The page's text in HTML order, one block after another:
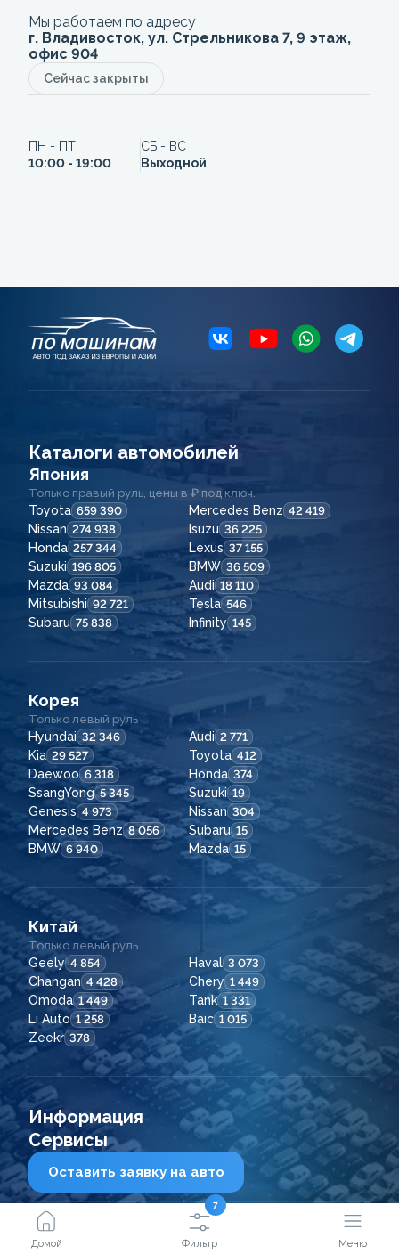
Мы работаем по адресу
г. Владивосток, ул. Стрельникова 7, 9 этаж,
офис 904
Сейчас закрыты
ПН - ПТ
10:00 - 19:00
СБ - ВС
Выходной
Каталоги автомобилей
Япония
Только правый руль, цены в ₽ под ключ.
Toyota 659 390 Mercedes Benz 42 419
Nissan 274 938 Isuzu 36 225
Honda 257 344 Lexus 37 155
Suzuki 196 805 BMW 36 509
Mazda 93 084 Audi 18 110
Mitsubishi 92 721 Tesla 546
Subaru 75 838 Infinity 145
Корея
Только левый руль
Hyundai 32 346 Audi 2 771
Kia 29 527 Toyota 412
Daewoo 6 318 Honda 374
SsangYong 5 345 Suzuki 19
Genesis 4 973 Nissan 304
Mercedes Benz 8 056 Subaru 15
BMW 6 940 Mazda 15
Китай
Только левый руль
Geely 4 854 Haval 3 073
Changan 4 428 Chery 1 449
Omoda 1 449 Tank 1 331
Li Auto 1 258 Baic 1 015
Zeekr 378
Информация
Сервисы
2021 - 2026 © ООО "Сейфкар ВЛ"
Домой Фильтр
7
Меню
Оставить заявку на авто